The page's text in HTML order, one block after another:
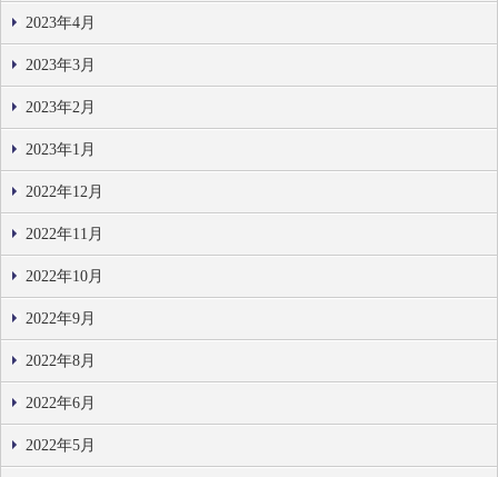
2023年4月
2023年3月
2023年2月
2023年1月
2022年12月
2022年11月
2022年10月
2022年9月
2022年8月
2022年6月
2022年5月